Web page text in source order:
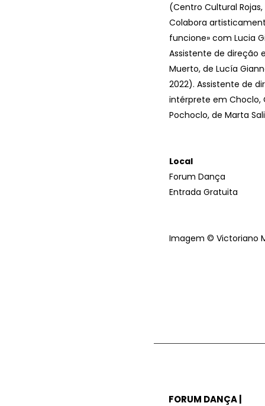
(Centro Cultural
Colabora
funcione» com Lucia
Assistente de direção
Muerto, de Lucía
2022). Assistente de
intérprete em Choclo,
Pochoclo, de Marta
Local
Forum Dança
Entrada Gratuita
Imagem © Victoriano
FORUM DANÇA |